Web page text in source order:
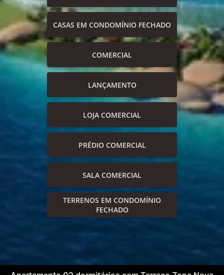
CASAS EM CONDOMÍNIO FECHADO
COMERCIAL
LANÇAMENTO
LOJA COMERCIAL
PRÉDIO COMERCIAL
SALA COMERCIAL
TERRENOS EM CONDOMÍNIO
FECHADO